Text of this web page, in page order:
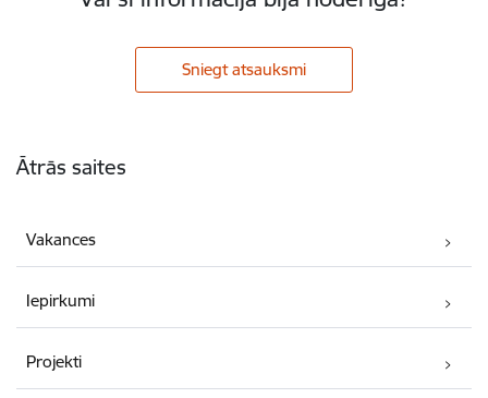
Sniegt atsauksmi
Ātrās saites
Vakances
Iepirkumi
Projekti